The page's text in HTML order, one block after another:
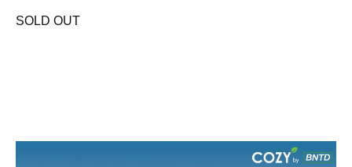
SOLD OUT